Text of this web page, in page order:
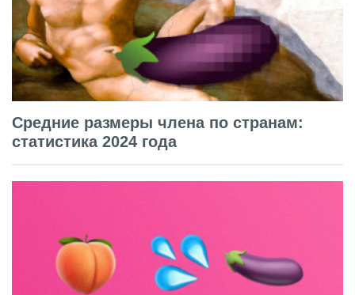
Средние размеры члена по странам:
статистика 2024 года